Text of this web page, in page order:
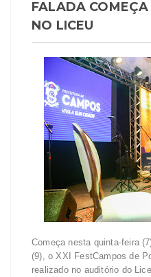
FALADA
NO LICEU
Começa nesta quinta-feira
(9), o XXI FestCampos de
realizado no auditório do